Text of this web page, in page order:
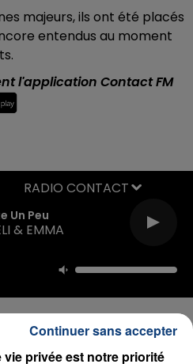
majeurs, ils ont été placés
entendus au moment
l'application Contact FM
Un Peu
& EMMA
RADIO CONTACT
vie privée est notre priorité
Continuer sans accepter